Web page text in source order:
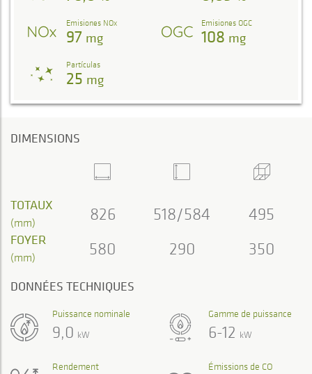
Emisiones NOx
97 mg
Emisiones OGC
108 mg
Partículas
25 mg
DIMENSIONS
TOTAUX
(mm) 826 518/584 495
FOYER
(mm) 580 290 350
DONNÉES TECHNIQUES
Gamme de puissance
6-12 kW
Puissance nominale
9,0 kW
Rendement Émissions de CO